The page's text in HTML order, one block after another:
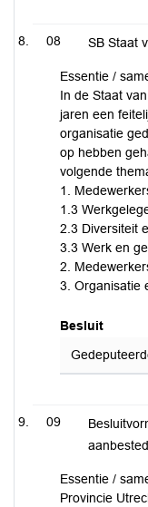
08 SB Staat
Essentie /
In de Staat
jaren een
organisatie
op hebben
volgende
1.
1.3
2.3 Diversiteit
3.3 Werk en
2.
3. Organisatie
Besluit
09
Essentie /
Provincie